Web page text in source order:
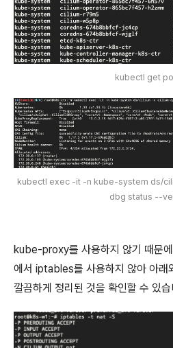
kubectl get
kubectl exec -it -n kube-system ds/
dbg status --
kube-proxy를 사용하지 않기 때문
에서 iptables를 사용하지 않아 아래
깔끔하게 정리된 것을 확인할 수 있습